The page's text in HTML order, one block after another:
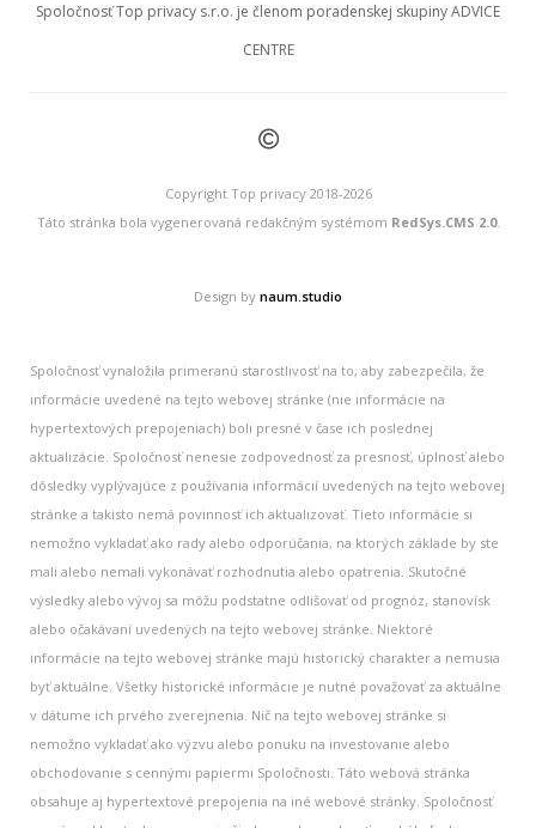
Spoločnosť Top privacy s.r.o. je členom poradenskej skupiny ADVICE
CENTRE
©
Copyright Top privacy 2018-2026
Táto stránka bola vygenerovaná redakčným systémom RedSys.CMS 2.0.
Design by naum.studio
Spoločnosť vynaložila primeranú starostlivosť na to, aby zabezpečila, že
informácie uvedené na tejto webovej stránke (nie informácie na
hypertextových prepojeniach) boli presné v čase ich poslednej
aktualizácie. Spoločnosť nenesie zodpovednosť za presnosť, úplnosť alebo
dôsledky vyplývajúce z používania informácií uvedených na tejto webovej
stránke a takisto nemá povinnosť ich aktualizovať. Tieto informácie si
nemožno vykladať ako rady alebo odporúčania, na ktorých základe by ste
mali alebo nemali vykonávať rozhodnutia alebo opatrenia. Skutočné
výsledky alebo vývoj sa môžu podstatne odlišovať od prognóz, stanovísk
alebo očakávaní uvedených na tejto webovej stránke. Niektoré
informácie na tejto webovej stránke majú historický charakter a nemusia
byť aktuálne. Všetky historické informácie je nutné považovať za aktuálne
v dátume ich prvého zverejnenia. Nič na tejto webovej stránke si
nemožno vykladať ako výzvu alebo ponuku na investovanie alebo
obchodovanie s cennými papiermi Spoločnosti. Táto webová stránka
obsahuje aj hypertextové prepojenia na iné webové stránky. Spoločnosť